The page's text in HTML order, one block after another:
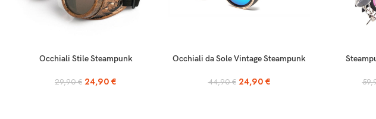
AGGIUNGI AL CARRELLO
Occhiali Stile Steampunk
29,90€ 24,90 €
SCEGLI
Occhiali da Sole Vintage Steampunk
44,90€ 24,90 €
AGGIUNGI